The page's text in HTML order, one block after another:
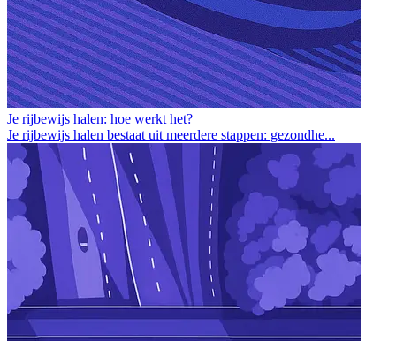
Je rijbewijs halen: hoe werkt het?
Je rijbewijs halen bestaat uit meerdere stappen: gezondhe...